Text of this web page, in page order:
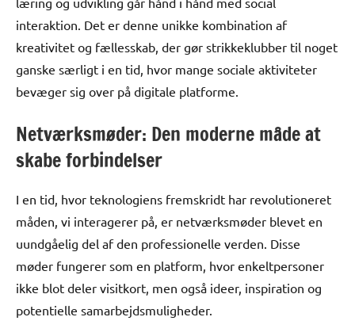
interaktion. Det er denne unikke kombination af
kreativitet og fællesskab, der gør strikkeklubber til noget
ganske særligt i en tid, hvor mange sociale aktiviteter
bevæger sig over på digitale platforme.
Netværksmøder: Den moderne måde at
skabe forbindelser
I en tid, hvor teknologiens fremskridt har revolutioneret
måden, vi interagerer på, er netværksmøder blevet en
uundgåelig del af den professionelle verden. Disse
møder fungerer som en platform, hvor enkeltpersoner
ikke blot deler visitkort, men også ideer, inspiration og
potentielle samarbejdsmuligheder.